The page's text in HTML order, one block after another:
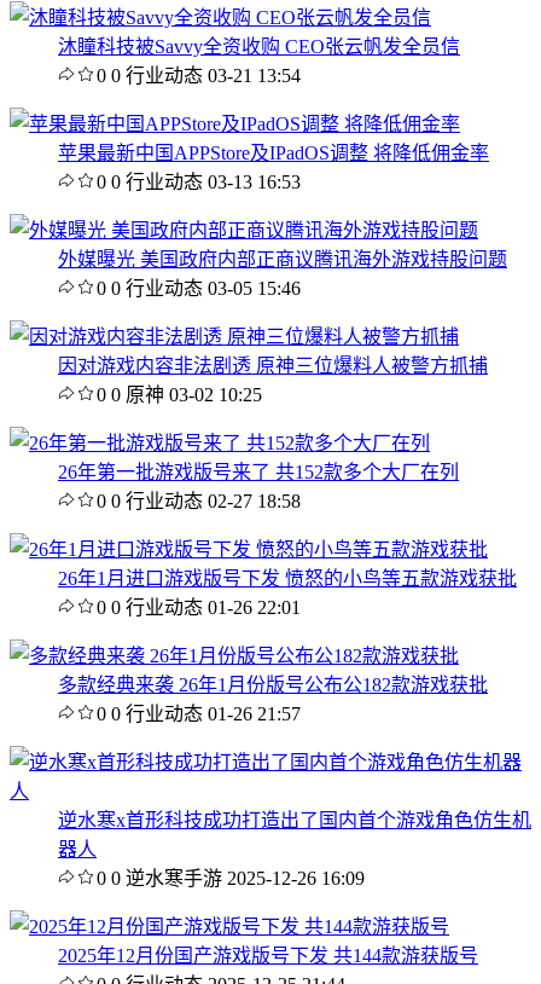
沐瞳科技被Savvy全资收购 CEO张云帆发全员信
0 0 行业动态 03-21 13:54
苹果最新中国APPStore及IPadOS调整 将降低佣金率
0 0 行业动态 03-13 16:53
外媒曝光 美国政府内部正商议腾讯海外游戏持股问题
0 0 行业动态 03-05 15:46
因对游戏内容非法剧透 原神三位爆料人被警方抓捕
0 0 原神 03-02 10:25
26年第一批游戏版号来了 共152款多个大厂在列
0 0 行业动态 02-27 18:58
26年1月进口游戏版号下发 愤怒的小鸟等五款游戏获批
0 0 行业动态 01-26 22:01
多款经典来袭 26年1月份版号公布公182款游戏获批
0 0 行业动态 01-26 21:57
逆水寒x首形科技成功打造出了国内首个游戏角色仿生机
器人
0 0 逆水寒手游 2025-12-26 16:09
2025年12月份国产游戏版号下发 共144款游获版号